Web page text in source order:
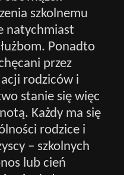
szkolnemu
natychmiast
Ponadto
przez
rodziców i
stanie się więc
Każdy ma się
rodzice i
– szkolnych
lub cień